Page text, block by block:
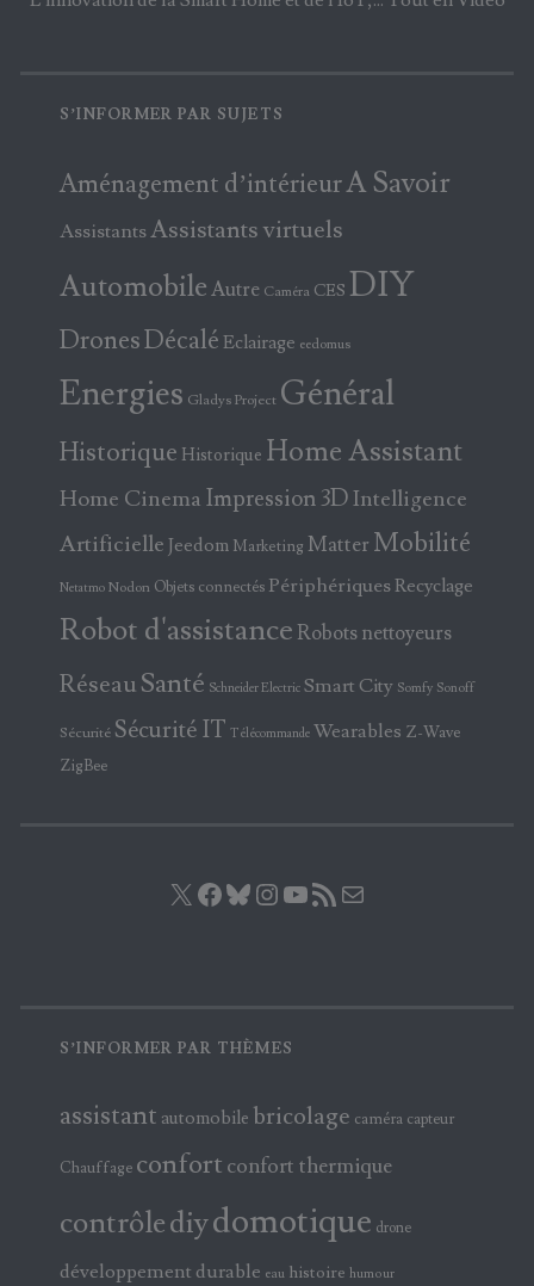
S’INFORMER PAR SUJETS
Aménagement d’intérieurA Savoir
AssistantsAssistants virtuels
AutomobileAutre Caméra CES DIY
DronesDécalé Eclairage eedomus
Energies Gladys Project Général
Historique Historique Home Assistant
Home Cinema Impression 3DIntelligence
Artificielle Jeedom Marketing Matter Mobilité
Netatmo Nodon Objets connectés PériphériquesRecyclage
Robot d'assistance Robots nettoyeurs
RéseauSanté Schneider Electric Smart City Somfy Sonoff
Sécurité Sécurité IT Télécommande Wearables Z-Wave
ZigBee
X Facebook
Bluesky
Instagram
YouTube
Flux RSS
S’INFORMER PAR THÈMES
assistant automobile bricolage caméra capteur
Chauffage confort confort thermique
contrôlediydomotique drone
développement durable eau histoire humour